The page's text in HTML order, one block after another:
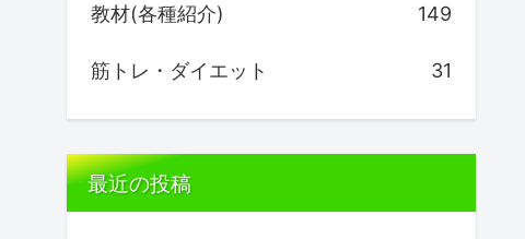
教材(各種紹介) 149
筋トレ・ダイエット 31
最近の投稿